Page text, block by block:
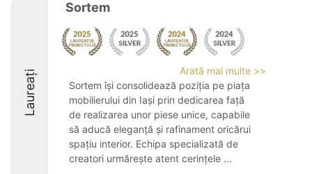
Laureați
Sortem
Arată mai multe >>
Sortem își consolidează poziția pe piața
mobilierului din Iași prin dedicarea față
de realizarea unor piese unice, capabile
să aducă eleganță și rafinament oricărui
spațiu interior. Echipa specializată de
creatori urmărește atent cerințele ...